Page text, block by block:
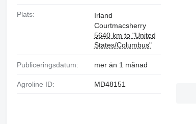
Plats:
Irland
Courtmacsherry
5640 km to "United
States/Columbus"
Publiceringsdatum: mer än 1 månad
Agroline ID: MD48151